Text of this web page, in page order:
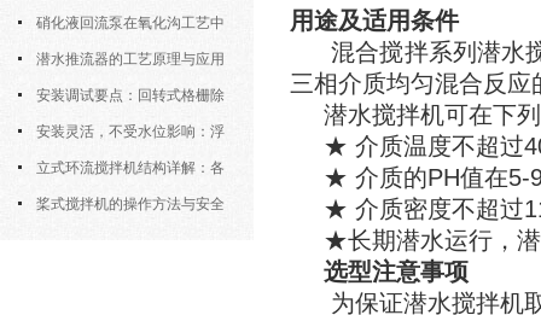
密封防水与免维护设计
硝化液回流泵在氧化沟工艺中
的布置位置对回流效果的影响
潜水推流器的工艺原理与应用
逻辑安装调试要点：回转式格栅除
污机的土建配合要求与水平度校准
安装灵活，不受水位影响：浮
筒式曝气机的结构优势与适用场景
立式环流搅拌机结构详解：各
部件的功能与协同
桨式搅拌机的操作方法与安全
用途及适用条件
混合搅拌系列潜水
三相介质均匀混合反应
潜水搅拌机可在下
★ 介质温度不超过
★ 介质的PH值在5-
★ 介质密度不超过
★长期潜水运行，
选型注意事项
为保证潜水搅拌机